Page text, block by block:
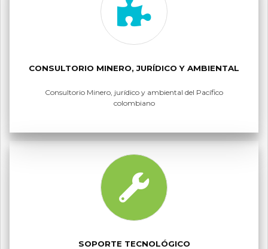
CONSULTORIO MINERO, JURÍDICO Y AMBIENTAL
Consultorio Minero, jurídico y ambiental del Pacífico
colombiano
SOPORTE TECNOLÓGICO